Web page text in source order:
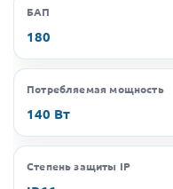
БАП
180
Потребляемая мощность
140 Вт
Степень защиты IP